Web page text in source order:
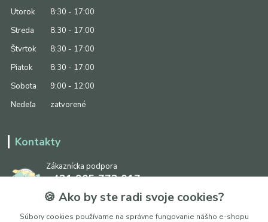
Utorok
8:30 - 17:00
Streda
8:30 - 17:00
Štvrtok
8:30 - 17:00
Piatok
8:30 - 17:00
Sobota
9:00 - 12:00
Nedeľa
zatvorené
Kontakty
Zákaznícka podpora
+421 905 773 017
(Po-Pia, 8:30 - 17:00, So: 9:00 - 12:00)
info@ipapier.sk
🍪 Ako by ste radi svoje cookies?
Súbory cookies používame na správne fungovanie nášho e-shopu